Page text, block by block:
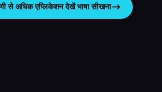
से अधिक एप्लिकेशन देखेंभाषा सीखना